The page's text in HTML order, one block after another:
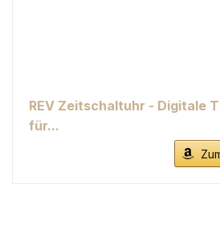
REV Zeitschaltuhr - Digitale
für...